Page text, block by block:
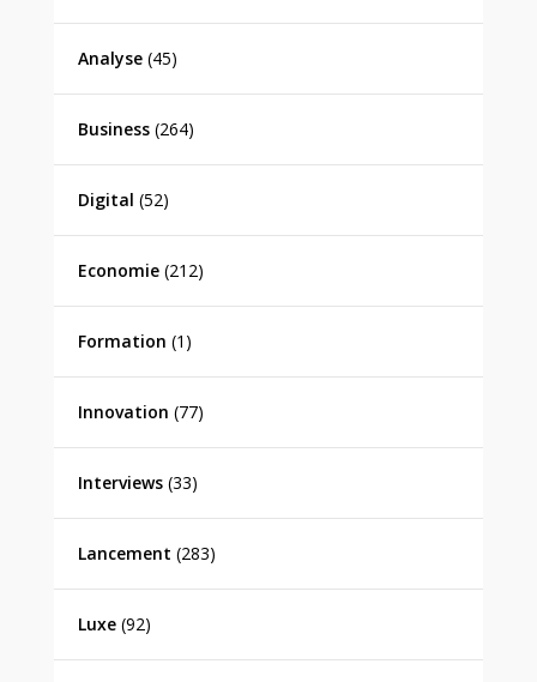
Analyse(45)
Business(264)
Digital (52)
Economie(212)
Formation (1)
Innovation (77)
Interviews(33)
Lancement (283)
Luxe(92)